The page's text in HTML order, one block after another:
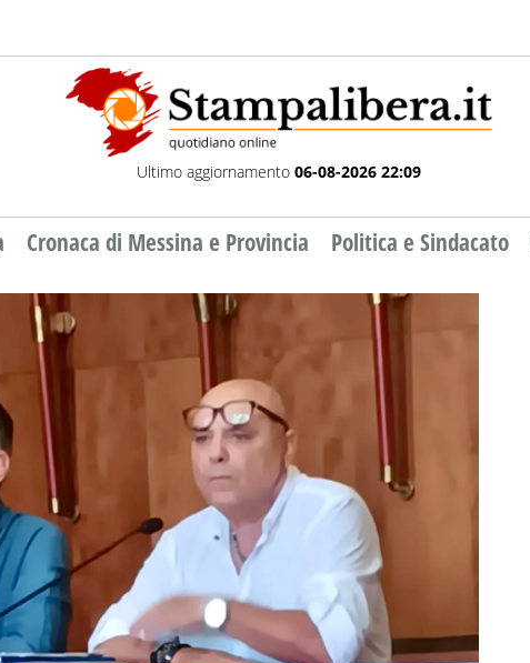
Ultimo aggiornamento 06-08-2026 22:09
Cronaca di Messina e Provincia Politica e Sindacato